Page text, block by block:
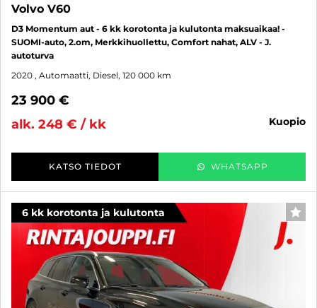
Volvo V60
D3 Momentum aut - 6 kk korotonta ja kulutonta maksuaikaa! -
SUOMI-auto, 2.om, Merkkihuollettu, Comfort nahat, ALV - J.
autoturva
2020 , Automaatti, Diesel, 120 000 km
23 900 €
alk. 248 € / kk
kuopio
KATSO TIEDOT WHATSAPP
6 kk korotonta ja kulutonta